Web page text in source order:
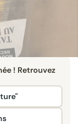
! Retrouvez